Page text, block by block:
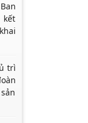
trì